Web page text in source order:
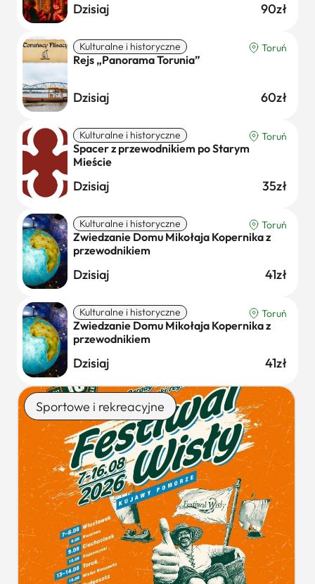
Dzisiaj 90zł
Kulturalne i historyczne Toruń
Rejs „Panorama Torunia”
Dzisiaj 60zł
Kulturalne i historyczne Toruń
Spacer z przewodnikiem po Starym
Mieście
Dzisiaj 35zł
Kulturalne i historyczne Toruń
Zwiedzanie Domu Mikołaja Kopernika z
przewodnikiem
Dzisiaj 41zł
Kulturalne i historyczne Toruń
Zwiedzanie Domu Mikołaja Kopernika z
przewodnikiem
Dzisiaj 41zł
Sportowe i rekreacyjne